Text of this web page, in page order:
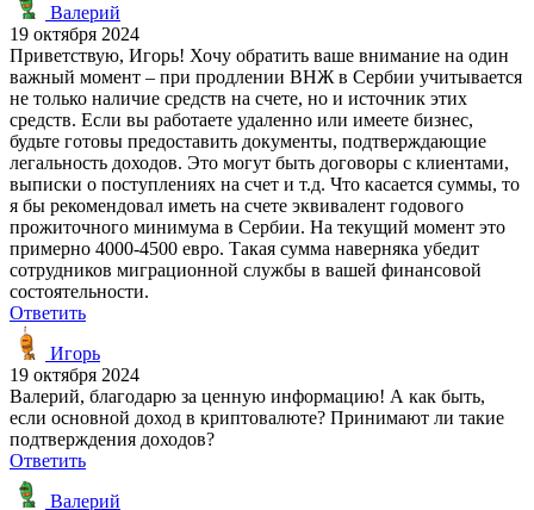
Валерий
19 октября 2024
Приветствую, Игорь! Хочу обратить ваше внимание на один
важный момент – при продлении ВНЖ в Сербии учитывается
не только наличие средств на счете, но и источник этих
средств. Если вы работаете удаленно или имеете бизнес,
будьте готовы предоставить документы, подтверждающие
легальность доходов. Это могут быть договоры с клиентами,
выписки о поступлениях на счет и т.д. Что касается суммы, то
я бы рекомендовал иметь на счете эквивалент годового
прожиточного минимума в Сербии. На текущий момент это
примерно 4000-4500 евро. Такая сумма наверняка убедит
сотрудников миграционной службы в вашей финансовой
состоятельности.
Ответить
Игорь
19 октября 2024
Валерий, благодарю за ценную информацию! А как быть,
если основной доход в криптовалюте? Принимают ли такие
подтверждения доходов?
Ответить
Валерий